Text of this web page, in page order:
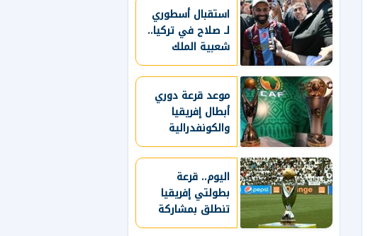
استقبال أسطوري
لـ صلاح في تركيا..
شعبية الملك
المصري تتجاوز
المستطيل الأخضر..
طرابزون سبور
يسعي لاستعادة
لقب الدوري التركي
وتعزيز حظوظه في
المنافسات
الأوروبية
موعد قرعة دوري
أبطال إفريقيا
والكونفدرالية
والقنوات الناقلة
اليوم.. قرعة
بطولتي إفريقيا
تنطلق بمشاركة
الأندية المصرية